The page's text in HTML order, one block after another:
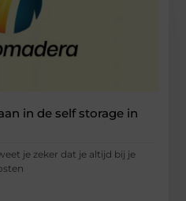
in de self storage in
je zeker dat je altijd bij je